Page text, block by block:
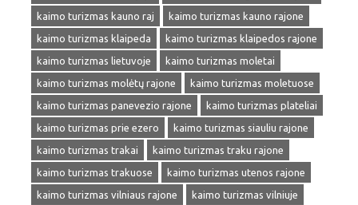
kaimo turizmas kauno raj
kaimo turizmas kauno rajone
kaimo turizmas klaipeda
kaimo turizmas klaipedos rajone
kaimo turizmas lietuvoje
kaimo turizmas moletai
kaimo turizmas molėtų rajone
kaimo turizmas moletuose
kaimo turizmas panevezio rajone
kaimo turizmas plateliai
kaimo turizmas prie ezero
kaimo turizmas siauliu rajone
kaimo turizmas trakai
kaimo turizmas traku rajone
kaimo turizmas trakuose
kaimo turizmas utenos rajone
kaimo turizmas vilniaus rajone
kaimo turizmas vilniuje